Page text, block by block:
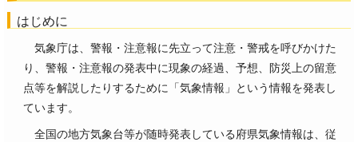
はじめに
気象庁は、警報・注意報に先立って注意・警戒を呼びかけた
り、警報・注意報の発表中に現象の経過、予想、防災上の留意
点等を解説したりするために「気象情報」という情報を発表し
ています。
全国の地方気象台等が随時発表している府県気象情報は、従